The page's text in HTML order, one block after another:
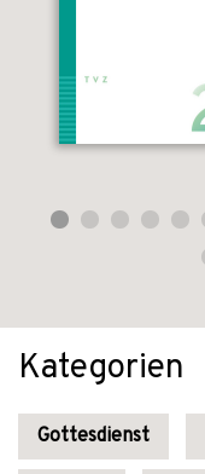
Kategorien
Gottesdienst